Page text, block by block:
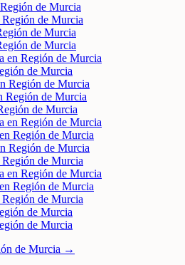
de Murcia
de Murcia
de Murcia
de Murcia
en Región de Murcia
de Murcia
Región de Murcia
Región de Murcia
de Murcia
en Región de Murcia
Región de Murcia
Región de Murcia
de Murcia
en Región de Murcia
Región de Murcia
de Murcia
de Murcia
de Murcia
de Murcia →